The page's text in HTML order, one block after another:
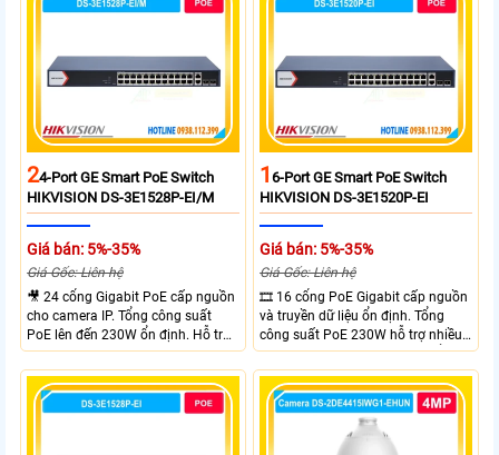
xa tối đa lên đến 300 mét.
24-Port GE Smart PoE Switch
HIKVISION DS-3E1528P-EI/M
Giá bán: 5%-35%
Giá Gốc: Liên hệ
🎥 24 cổng Gigabit PoE cấp nguồn
cho camera IP. Tổng công suất
PoE lên đến 230W ổn định. Hỗ trợ
truyền PoE xa đến 300 mét. Băng
thông chuyển mạch đạt 68 Gbps
mạnh mẽ.
16-Port GE Smart PoE Switch
HIKVISION DS-3E1520P-EI
Giá bán: 5%-35%
Giá Gốc: Liên hệ
🎞 16 cổng PoE Gigabit cấp nguồn
và truyền dữ liệu ổn định. Tổng
công suất PoE 230W hỗ trợ nhiều
thiết bị cùng lúc. Tốc độ chuyển
mạch 68Gbps đảm bảo hiệu suất
cao ổn định. Hỗ trợ truyền PoE xa
lên đến 300m cho hệ thống